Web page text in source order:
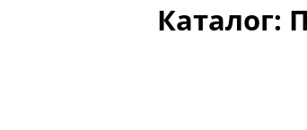
Каталог: